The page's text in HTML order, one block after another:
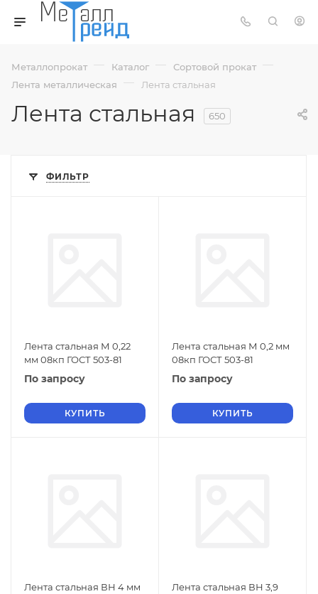
Металлопрокат — Каталог — Сортовой прокат —
Лента металлическая — Лента стальная
Лента стальная 650
ФИЛЬТР
Лента стальная М 0,22
мм 08кп ГОСТ 503-81
По запросу
КУПИТЬ
Лента стальная М 0,2 мм
08кп ГОСТ 503-81
По запросу
КУПИТЬ
Лента стальная ВН 4 мм
Лента стальная ВН 3,9